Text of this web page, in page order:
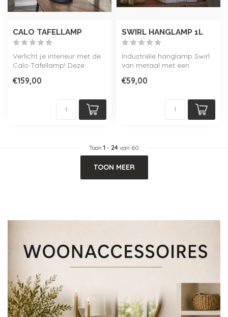
CALO TAFELLAMP
Verlicht je interieur met de
Calo Tafellamp! Deze
dri...
€159,00
SWIRL HANGLAMP 1L
Industriële hanglamp Swirl
van metaal met een
€59,00
Toon 1 - 24 van 60
TOON MEER